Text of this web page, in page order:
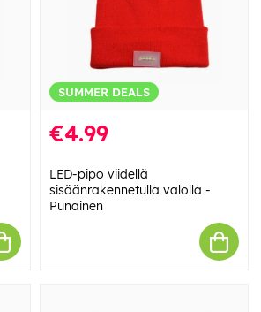
SUMMER DEALS
€4.99
LED-pipo viidellä
sisäänrakennetulla valolla -
Punainen